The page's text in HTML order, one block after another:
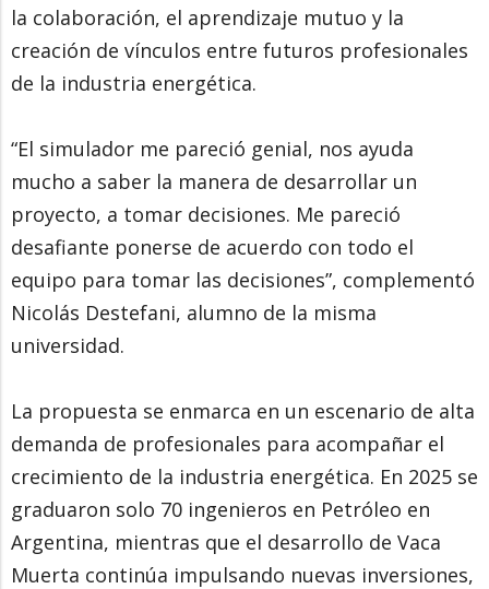
la colaboración, el aprendizaje mutuo y la
creación de vínculos entre futuros profesionales
de la industria energética.
“El simulador me pareció genial, nos ayuda
mucho a saber la manera de desarrollar un
proyecto, a tomar decisiones. Me pareció
desafiante ponerse de acuerdo con todo el
equipo para tomar las decisiones”, complementó
Nicolás Destefani, alumno de la misma
universidad.
La propuesta se enmarca en un escenario de alta
demanda de profesionales para acompañar el
crecimiento de la industria energética. En 2025 se
graduaron solo 70 ingenieros en Petróleo en
Argentina, mientras que el desarrollo de Vaca
Muerta continúa impulsando nuevas inversiones,